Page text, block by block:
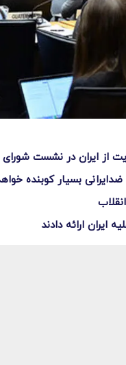
بسیار کوبنده
ایران ارائه دادند